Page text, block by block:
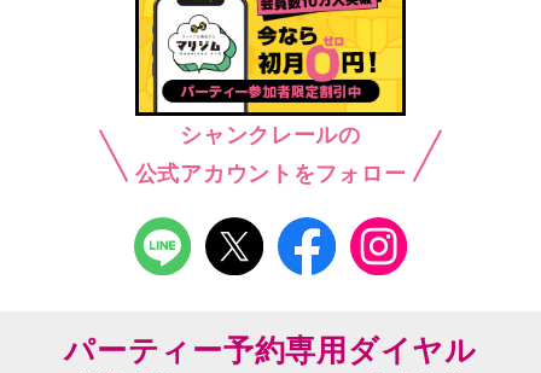
シャンクレールの
公式アカウントをフォロー
パーティー予約専用ダイヤル